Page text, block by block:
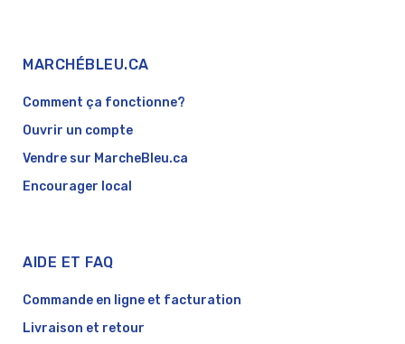
MARCHÉBLEU.CA
Comment ça fonctionne?
Ouvrir un compte
Vendre sur MarcheBleu.ca
Encourager local
AIDE ET FAQ
Commande en ligne et facturation
Livraison et retour